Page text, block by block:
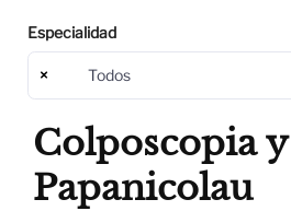
Especialidad
× Todos
Colposcopia y
Papanicolau